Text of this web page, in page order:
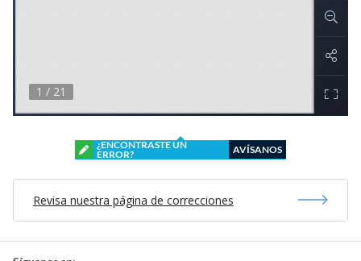
¿ENCONTRASTE UN
ERROR?
AVÍSANOS
Revisa nuestra página de correcciones